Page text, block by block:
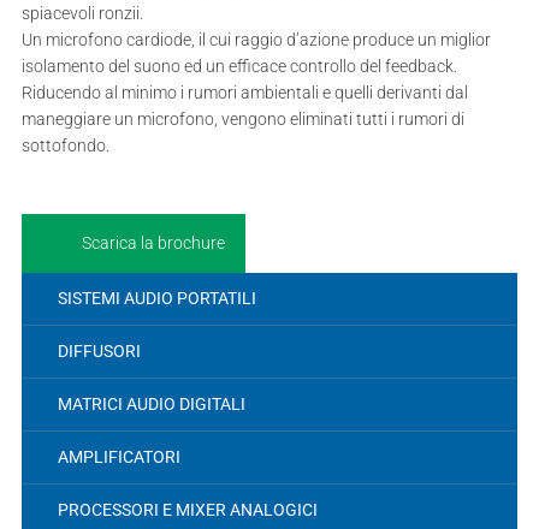
spiacevoli ronzii.
Un microfono cardiode, il cui raggio d’azione produce un miglior
isolamento del suono ed un efficace controllo del feedback.
Riducendo al minimo i rumori ambientali e quelli derivanti dal
maneggiare un microfono, vengono eliminati tutti i rumori di
sottofondo.
Scarica la brochure
SISTEMI AUDIO PORTATILI
DIFFUSORI
MATRICI AUDIO DIGITALI
AMPLIFICATORI
PROCESSORI E MIXER ANALOGICI